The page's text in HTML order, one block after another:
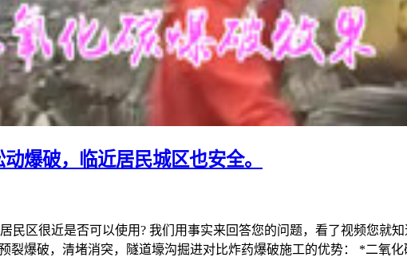
爆破，临近居民城区也安全。
民区很近是否可以使用? 我们用事实来回答您的问题，看了视频您就
裂爆破，清堵消突，隧道壕沟掘进对比炸药爆破施工的优势： *二氧